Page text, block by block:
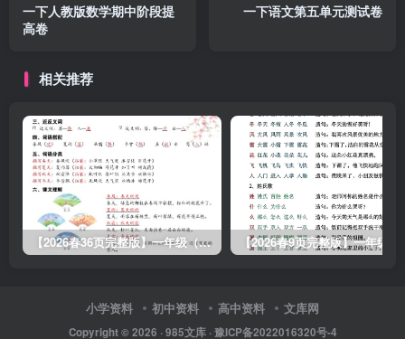
一下人教版数学期中阶段提
高卷
一下语文第五单元测试卷
相关推荐
【2026春36页完整版】一年级（下册）语文寒假预习每课晨读单.pdf
小学资料 初中资料 高中资料 文库网
Copyright © 2026 ·985文库·豫ICP备2022016320号-4